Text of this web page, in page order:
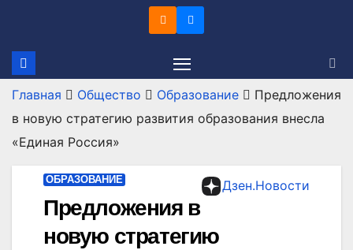
содержимому
Главная Общество Образование
Предложения
в новую стратегию развития образования внесла
«Единая Россия»
Дзен.Новости
ОБРАЗОВАНИЕ
Предложения в
новую стратегию